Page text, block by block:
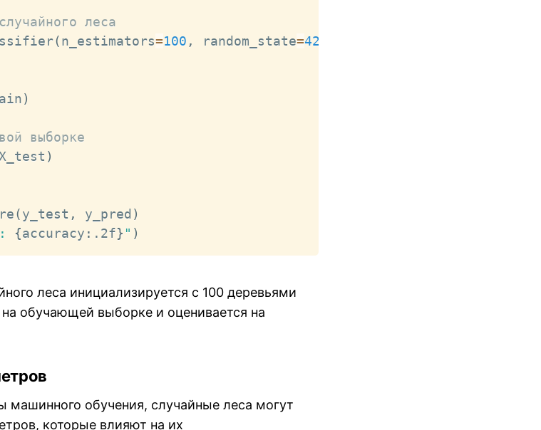
леса
(n_estimators=100 , random_state=42
)
выборке
X_test )
(y_test , y_pred )
{accuracy : .2f} " )
леса инициализируется с 100 деревьями
обучающей выборке и оценивается на
машинного обучения, случайные леса могут
которые влияют на их